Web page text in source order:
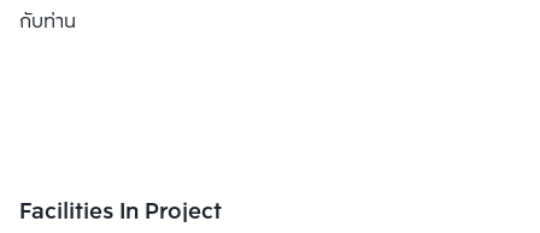
กับท่าน
Facilities In Project